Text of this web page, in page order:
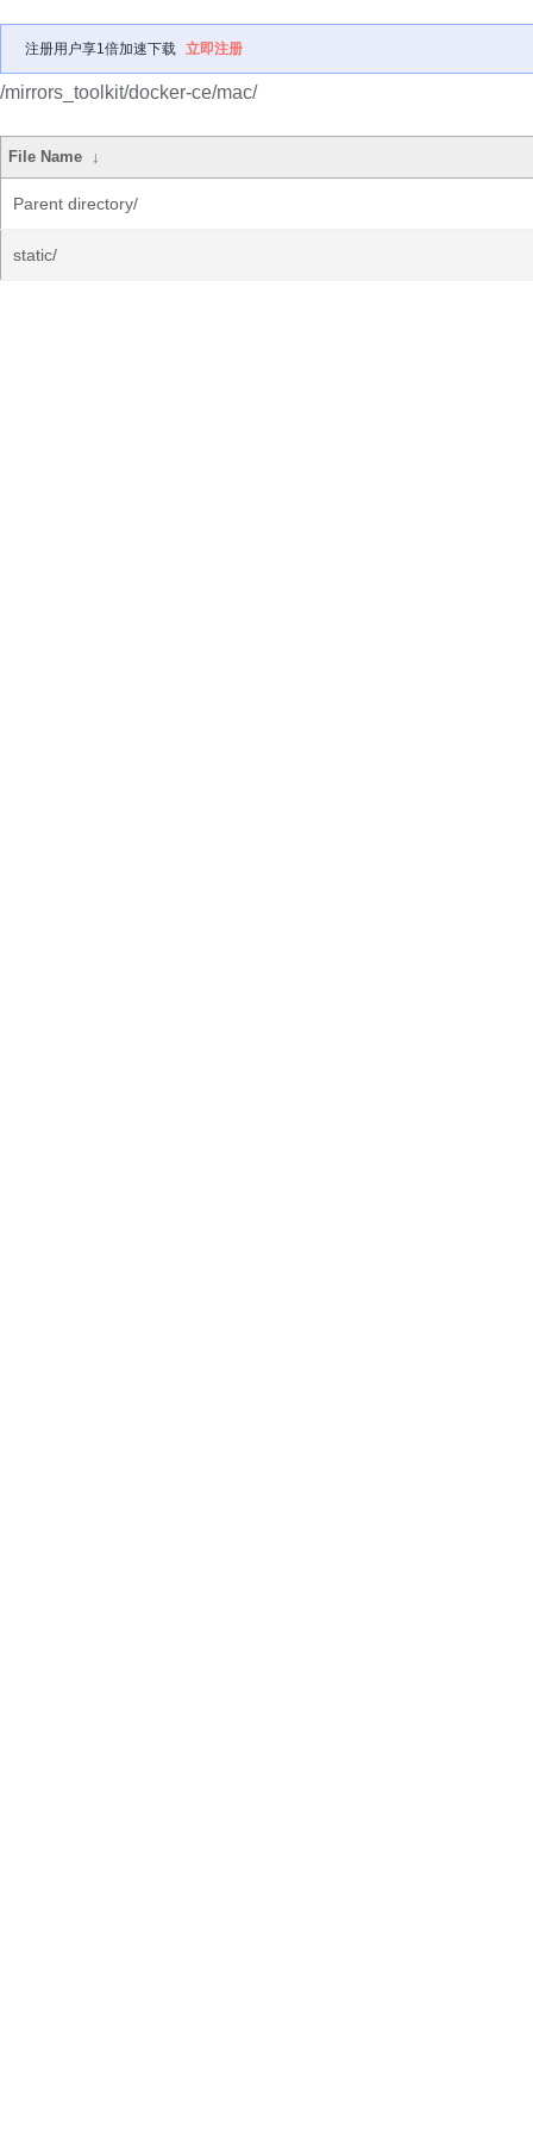
注册用户享1倍加速下载 立即注册
/mirrors_toolkit/docker-ce/mac/
File Name ↓
Parent directory/
static/